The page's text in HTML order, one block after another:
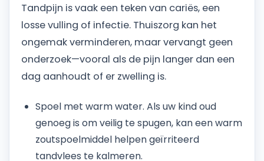
Tandpijn is vaak een teken van cariës, een
losse vulling of infectie. Thuiszorg kan het
ongemak verminderen, maar vervangt geen
onderzoek—vooral als de pijn langer dan een
dag aanhoudt of er zwelling is.
Spoel met warm water. Als uw kind oud
genoeg is om veilig te spugen, kan een warm
zoutspoelmiddel helpen geïrriteerd
tandvlees te kalmeren.